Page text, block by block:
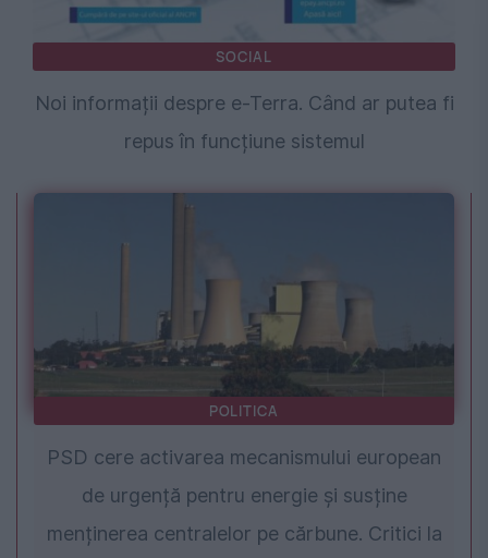
SOCIAL
Noi informații despre e-Terra. Când ar putea fi
repus în funcțiune sistemul
POLITICA
PSD cere activarea mecanismului european
de urgență pentru energie și susține
menținerea centralelor pe cărbune. Critici la